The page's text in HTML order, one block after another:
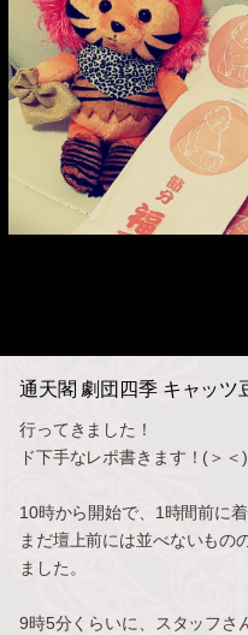
通天閣 劇団四季 キャッ
行ってきました！
ド下手なレポ書きます！(＞＜)
10時から開始で、1時間前に着
まだ壇上前には並べないもの
ました。
9時5分くらいに、スタッフさ